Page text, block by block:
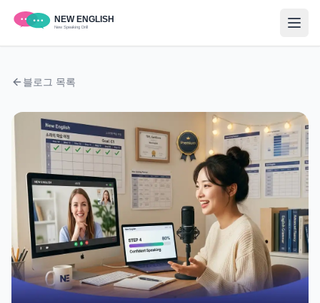
블로그 목록